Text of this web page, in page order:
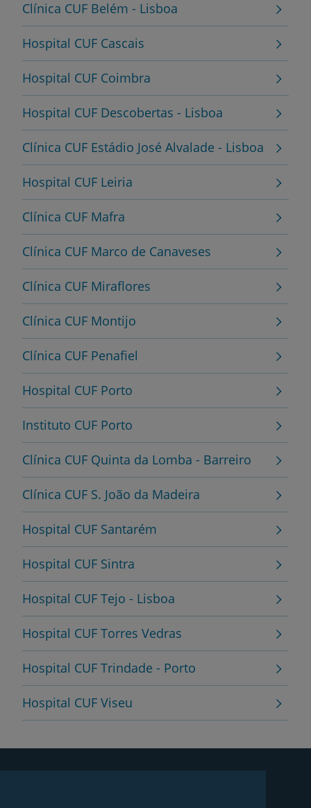
Clínica CUF Belém - Lisboa
Hospital CUF Cascais
Hospital CUF Coimbra
Hospital CUF Descobertas - Lisboa
Clínica CUF Estádio José Alvalade - Lisboa
Hospital CUF Leiria
Clínica CUF Mafra
Clínica CUF Marco de Canaveses
Clínica CUF Miraflores
Clínica CUF Montijo
Clínica CUF Penafiel
Hospital CUF Porto
Instituto CUF Porto
Clínica CUF Quinta da Lomba - Barreiro
Clínica CUF S. João da Madeira
Hospital CUF Santarém
Hospital CUF Sintra
Hospital CUF Tejo - Lisboa
Hospital CUF Torres Vedras
Hospital CUF Trindade - Porto
Hospital CUF Viseu